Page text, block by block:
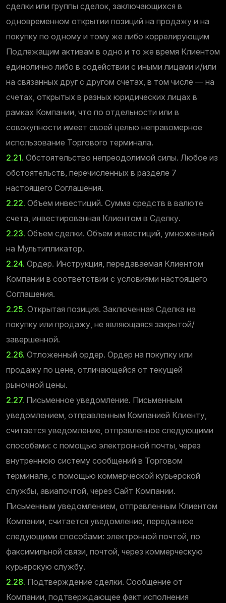
сделки или группы сделок, заключающихся в
одновременном открытии позиций на продажу и на
покупку по одному и тому же либо коррелирующим
Подлежащим активам в одно и то же время Клиентом
единолично либо в содействии с иными лицами и/или
на связанных друг с другом счетах, в том числе — на
счетах, открытых в разных юридических лицах в
рамках Компании, что по отдельности или в
совокупности имеет своей целью неправомерное
использование Торгового терминала.
2.21. Обстоятельство непреодолимой силы. Любое из
обстоятельств, перечисленных в разделе 7
настоящего Соглашения.
2.22. Объем инвестиций. Сумма средств в валюте
счета, инвестированная Клиентом в Сделку.
2.23. Объем сделки. Объем инвестиций, умноженный
на Мультипликатор.
2.24. Ордер. Инструкция, передаваемая Клиентом
Компании в соответствии с условиями настоящего
Соглашения.
2.25. Открытая позиция. Заключенная Сделка на
покупку или продажу, не являющаяся закрытой/
завершенной.
2.26. Отложенный ордер. Ордер на покупку или
продажу по цене, отличающейся от текущей
рыночной цены.
2.27. Письменное уведомление. Письменным
уведомлением, отправленным Компанией Клиенту,
считается уведомление, отправленное следующими
способами: с помощью электронной почты, через
внутреннюю систему сообщений в Торговом
терминале, с помощью коммерческой курьерской
службы, авиапочтой, через Сайт Компании.
Письменным уведомлением, отправленным Клиентом
Компании, считается уведомление, переданное
следующими способами: электронной почтой, по
факсимильной связи, почтой, через коммерческую
курьерскую службу.
2.28. Подтверждение сделки. Сообщение от
Компании, подтверждающее факт исполнения